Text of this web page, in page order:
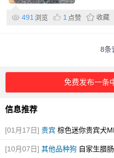
491 浏览 1 点赞 收藏
8条
免费发布一条
信息推荐
[01月17日] 贵宾 棕色迷你贵宾犬
[10月07日] 其他品种狗 自家生腊